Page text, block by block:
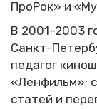
ПроРок» и
В 2001–2003
Санкт-
педагог
«Ленфильм»;
статей и